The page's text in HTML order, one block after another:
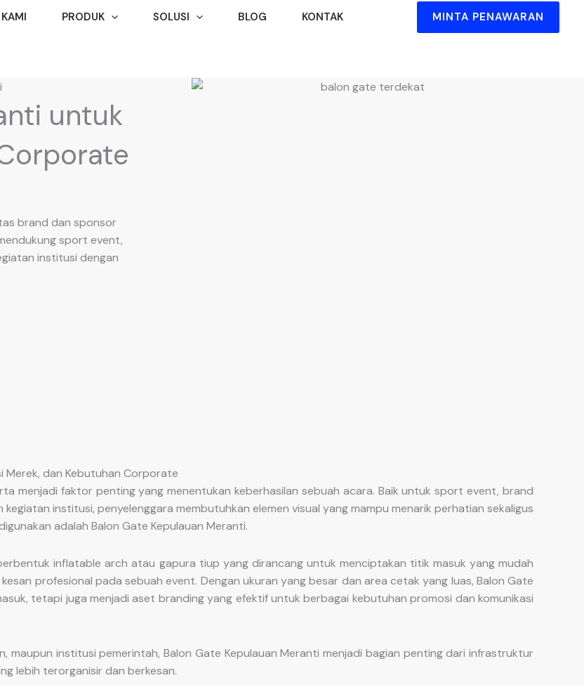
PRODUK SOLUSI BLOG KONTAK MINTA PENAWARAN
untuk
brand dan sponsor
sport event,
institusi dengan
Merek, dan Kebutuhan Corporate
menjadi faktor penting yang menentukan keberhasilan sebuah acara. Baik untuk sport event, brand
institusi, penyelenggara membutuhkan elemen visual yang mampu menarik perhatian sekaligus
adalah Balon Gate Kepulauan Meranti.
inflatable arch atau gapura tiup yang dirancang untuk menciptakan titik masuk yang mudah
profesional pada sebuah event. Dengan ukuran yang besar dan area cetak yang luas, Balon Gate
tetapi juga menjadi aset branding yang efektif untuk berbagai kebutuhan promosi dan komunikasi
maupun institusi pemerintah, Balon Gate Kepulauan Meranti menjadi bagian penting dari infrastruktur
lebih terorganisir dan berkesan.